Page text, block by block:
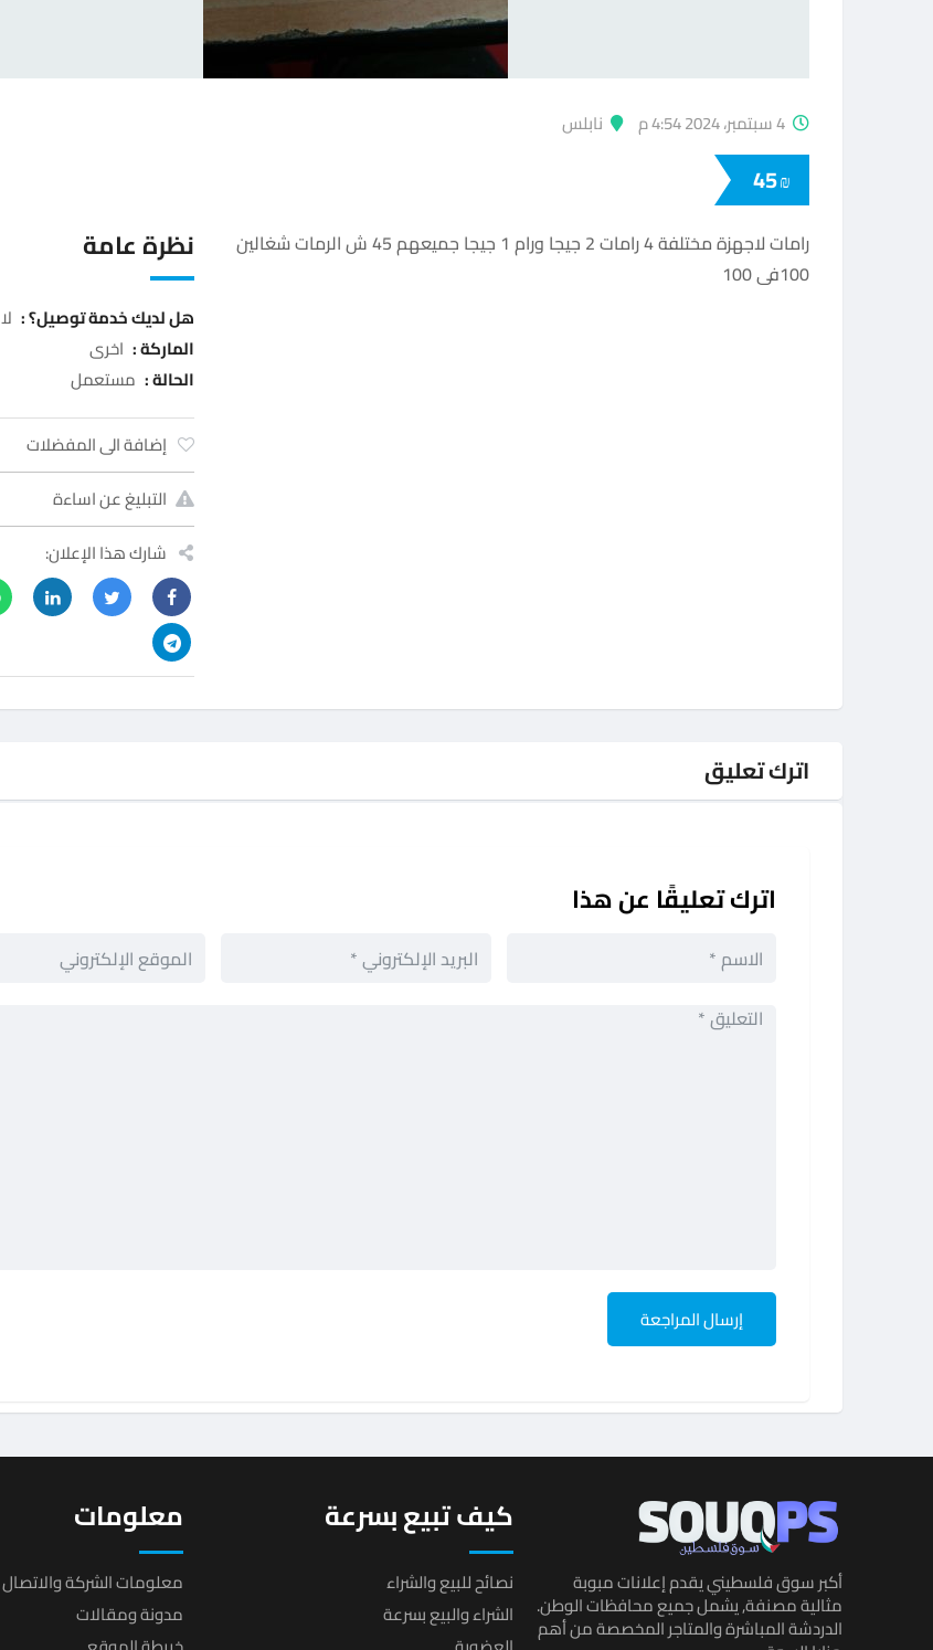
4 سبتمبر، 2024 4:54 م نابلس
45₪
رامات لاجهزة مختلفة 4 رامات 2 جيجا ورام 1 جيجا جميعهم 45 ش الرمات شغالين
100فى 100
نظرة عامة
هل لديك خدمة توصيل؟ : لا
الماركة : اخرى
الحالة : مستعمل
إضافة الى المفضلات
التبليغ عن اساءة
شارك هذا الإعلان:
اترك تعليق
اترك تعليقًا عن هذا
أكبر سوق فلسطيني يقدم إعلانات مبوبة
مثالية مصنفة, يشمل جميع محافظات الوطن.
الدردشة المباشرة والمتاجر المخصصة من أهم
كيف تبيع بسرعة
نصائح للبيع والشراء
الشراء والبيع بسرعة
معلومات
معلومات الشركة والاتصال
مدونة ومقالات